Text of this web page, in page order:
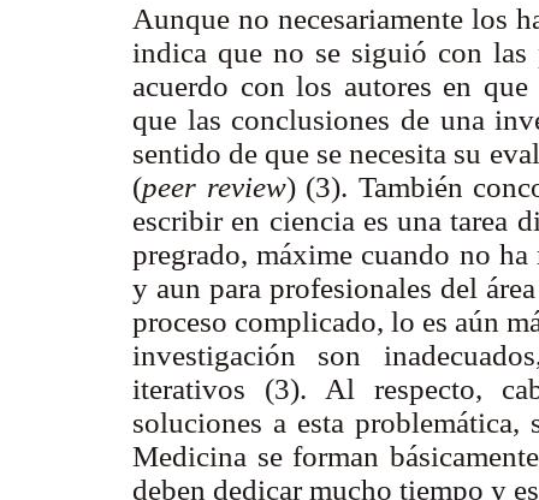
Aunque no necesariamente los
indica que no se siguió con las
acuerdo con los autores en
que las conclusiones de una
sentido de que se necesita su
(peer review) (3). También
escribir en ciencia es una tarea
pregrado, máxime cuando no
y aun para profesionales del
proceso complicado, lo es aún
investigación son
iterativos (3). Al respecto,
soluciones a esta problemática,
Medicina se forman
deben dedicar mucho tiempo y